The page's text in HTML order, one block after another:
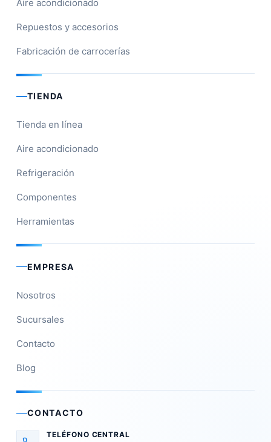
Aire acondicionado
Repuestos y accesorios
Fabricación de carrocerías
TIENDA
Tienda en línea
Aire acondicionado
Refrigeración
Componentes
Herramientas
EMPRESA
Nosotros
Sucursales
Contacto
Blog
CONTACTO
TELÉFONO CENTRAL